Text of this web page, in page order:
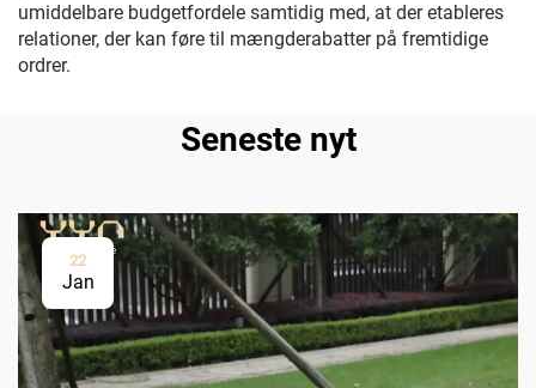
umiddelbare budgetfordele samtidig med, at der etableres
relationer, der kan føre til mængderabatter på fremtidige
ordrer.
Seneste nyt
22
Jan